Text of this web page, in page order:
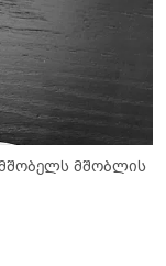
მშობლის